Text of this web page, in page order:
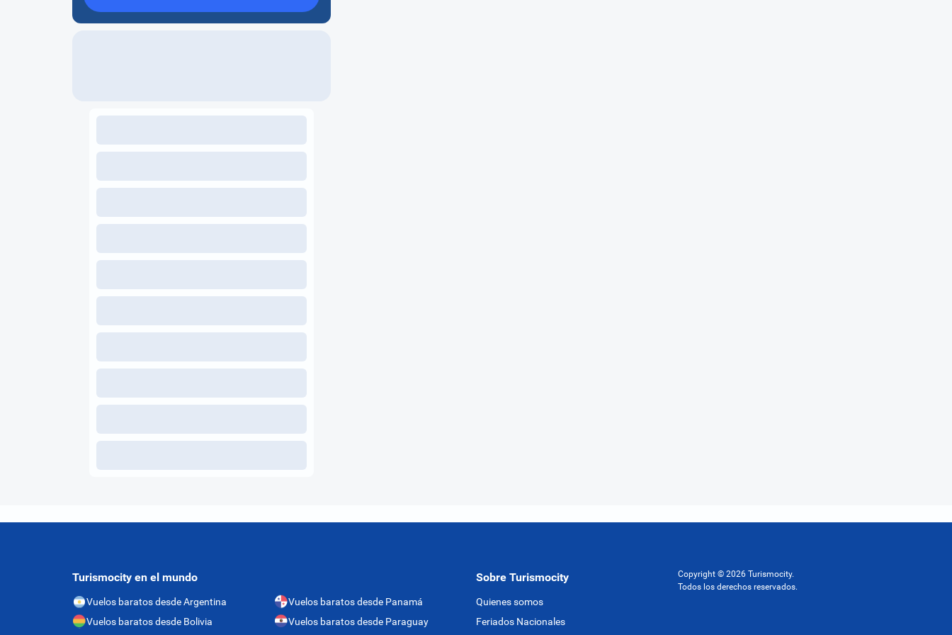
Turismocity en el mundo
Vuelos baratos desde Argentina
Vuelos baratos desde Bolivia
Vuelos baratos desde Panamá
Vuelos baratos desde Paraguay
Sobre Turismocity
Quienes somos
Feriados Nacionales
Copyright © 2026 Turismocity.
Todos los derechos reservados.